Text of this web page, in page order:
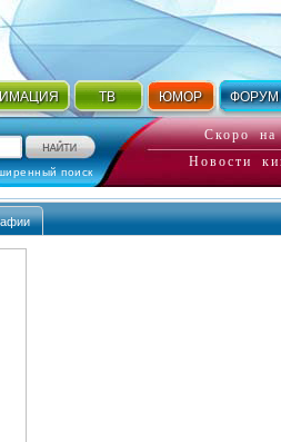
ТВ ЮМОР ФОРУМ
поиск
Скоро на
Новости